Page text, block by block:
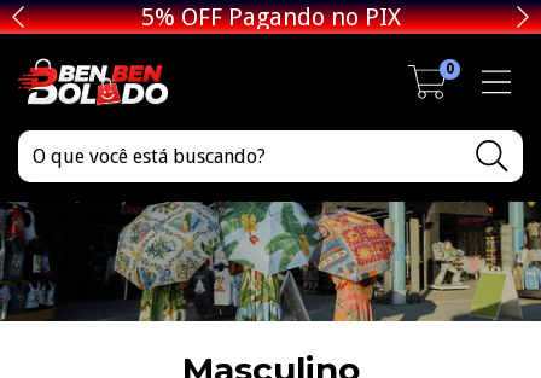
Utilize o Cupom de Desconto!
0
Masculino